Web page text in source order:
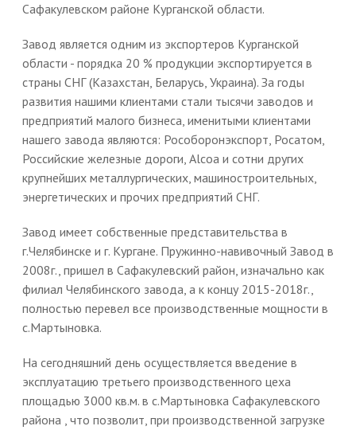
Сафакулевском районе Курганской области.
Завод является одним из экспортеров Курганской
области - порядка 20 % продукции экспортируется в
страны СНГ (Казахстан, Беларусь, Украина). За годы
развития нашими клиентами стали тысячи заводов и
предприятий малого бизнеса, именитыми клиентами
нашего завода являются: Рособоронэкспорт, Росатом,
Российские железные дороги, Alcoa и сотни других
крупнейших металлургических, машиностроительных,
энергетических и прочих предприятий СНГ.
Завод имеет собственные представительства в
г.Челябинске и г. Кургане. Пружинно-навивочный Завод в
2008г., пришел в Сафакулевский район, изначально как
филиал Челябинского завода, а к концу 2015-2018г.,
полностью перевел все производственные мощности в
с.Мартыновка.
На сегодняшний день осуществляется введение в
эксплуатацию третьего производственного цеха
площадью 3000 кв.м. в с.Мартыновка Сафакулевского
района , что позволит, при производственной загрузке